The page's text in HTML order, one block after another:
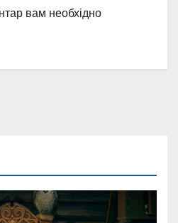
вам необхідно